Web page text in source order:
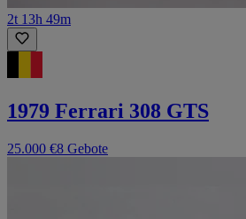
2t 13h 49m
1979 Ferrari 308 GTS
25.000 €8 Gebote